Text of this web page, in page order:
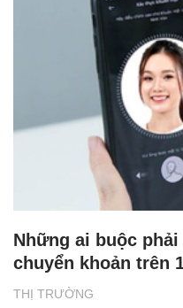
THỊ TRƯỜNG
Những ai buộc
chuyển khoản trên